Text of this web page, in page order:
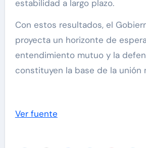
estabilidad a largo plazo.
Con estos resultados, el
proyecta un horizonte de
entendimiento mutuo y la
constituyen la base de la unión
Ver fuente